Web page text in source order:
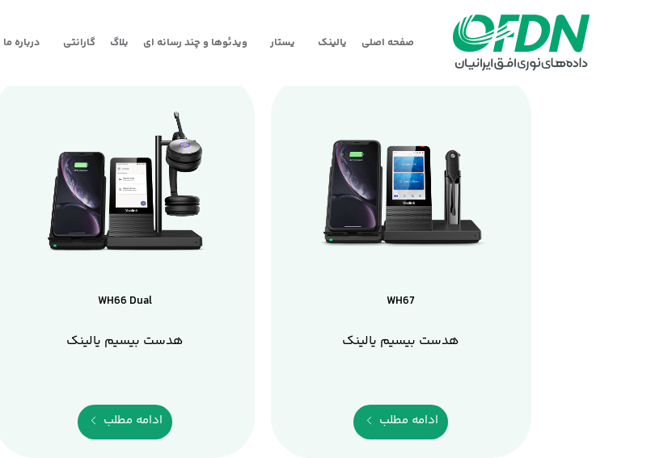
صفحه اصلی یالینک یستار ویدئوها و چند رسانه ای بلاگ گارانتی درباره ما
WH67
هدست بیسیم یالینک
ادامه مطلب
WH66 Dual
هدست بیسیم یالینک
ادامه مطلب